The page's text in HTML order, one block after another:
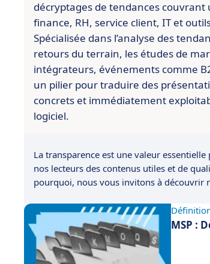
décryptages de tendances
finance, RH, service client, IT et
Spécialisée dans l’analyse des
retours du terrain, les études de
intégrateurs, événements comme
un pilier pour traduire des
concrets et immédiatement
logiciel.
La transparence est une valeur
nos lecteurs des contenus utiles et de
pourquoi, nous vous invitons à découvrir
MSP :